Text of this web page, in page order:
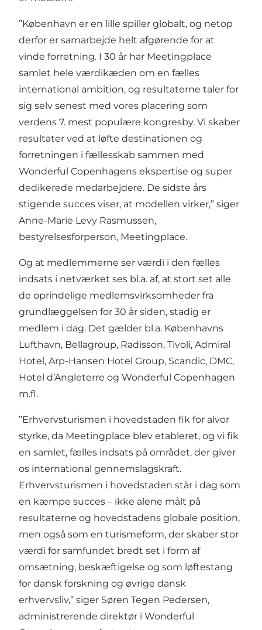
”København er en lille spiller globalt, og netop
derfor er samarbejde helt afgørende for at
vinde forretning. I 30 år har Meetingplace
samlet hele værdikæden om en fælles
international ambition, og resultaterne taler for
sig selv senest med vores placering som
verdens 7. mest populære kongresby. Vi skaber
resultater ved at løfte destinationen og
forretningen i fællesskab sammen med
Wonderful Copenhagens ekspertise og super
dedikerede medarbejdere. De sidste års
stigende succes viser, at modellen virker,” siger
Anne-Marie Levy Rasmussen,
bestyrelsesforperson, Meetingplace.
Og at medlemmerne ser værdi i den fælles
indsats i netværket ses bl.a. af, at stort set alle
de oprindelige medlemsvirksomheder fra
grundlæggelsen for 30 år siden, stadig er
medlem i dag. Det gælder bl.a. Københavns
Lufthavn, Bellagroup, Radisson, Tivoli, Admiral
Hotel, Arp-Hansen Hotel Group, Scandic, DMC,
Hotel d’Angleterre og Wonderful Copenhagen
m.fl.
”Erhvervsturismen i hovedstaden fik for alvor
styrke, da Meetingplace blev etableret, og vi fik
en samlet, fælles indsats på området, der giver
os international gennemslagskraft.
Erhvervsturismen i hovedstaden står i dag som
en kæmpe succes – ikke alene målt på
resultaterne og hovedstadens globale position,
men også som en turismeform, der skaber stor
værdi for samfundet bredt set i form af
omsætning, beskæftigelse og som løftestang
for dansk forskning og øvrige dansk
erhvervsliv,” siger Søren Tegen Pedersen,
administrerende direktør i Wonderful